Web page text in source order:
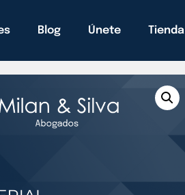
Blog Únete Tienda